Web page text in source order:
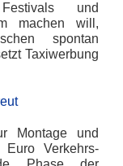
und
machen will,
spontan
Taxiwerbung
Montage und
Verkehrs-